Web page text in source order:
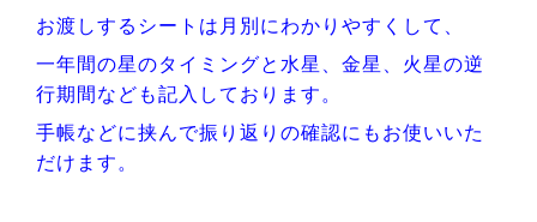
お渡しするシートは月別にわかりやすくして、
一年間の星のタイミングと水星、金星、火星の逆
行期間なども記入しております。
手帳などに挟んで振り返りの確認にもお使いいた
だけます。